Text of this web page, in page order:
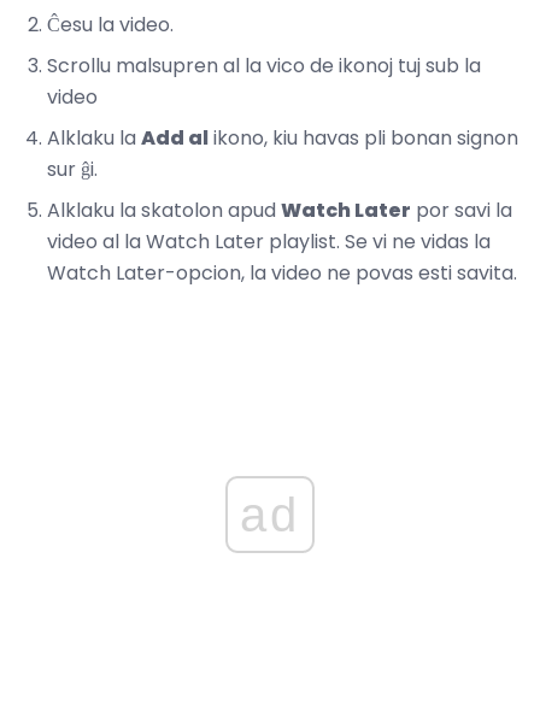
Ĉesu la video.
Scrollu malsupren al la vico de ikonoj tuj sub la
video
Alklaku la Add alikono, kiu havas pli bonan signon
sur ĝi.
Alklaku la skatolon apud Watch Later por savi la
video al la Watch Later playlist. Se vi ne vidas la
Watch Later-opcion, la video ne povas esti savita.
ad